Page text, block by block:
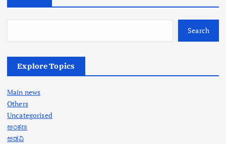
Search
Explore Topics
Main news
Others
Uncategorised
ಅಂಕಣ
ಅಡವಿ